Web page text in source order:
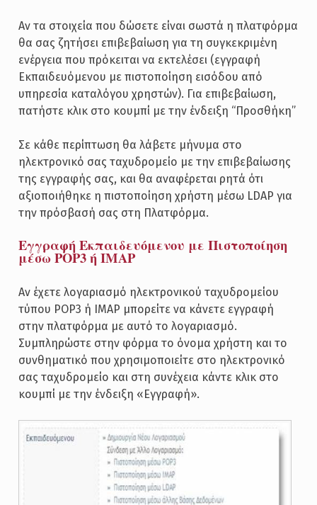
Αν τα στοιχεία που δώσετε είναι σωστά η πλατφόρμα
θα σας ζητήσει επιβεβαίωση για τη συγκεκριμένη
ενέργεια που πρόκειται να εκτελέσει (εγγραφή
Εκπαιδευόμενου με πιστοποίηση εισόδου από
υπηρεσία καταλόγου χρηστών). Για επιβεβαίωση,
πατήστε κλικ στο κουμπί με την ένδειξη “Προσθήκη”
Σε κάθε περίπτωση θα λάβετε μήνυμα στο
ηλεκτρονικό σας ταχυδρομείο με την επιβεβαίωσης
της εγγραφής σας, και θα αναφέρεται ρητά ότι
αξιοποιήθηκε η πιστοποίηση χρήστη μέσω LDAP για
την πρόσβασή σας στη Πλατφόρμα.
Εγγραφή Εκπαιδευόμενου με Πιστοποίηση
μέσω POP3 ή ΙΜΑΡ
Αν έχετε λογαριασμό ηλεκτρονικού ταχυδρομείου
τύπου POP3 ή IMAP μπορείτε να κάνετε εγγραφή
στην πλατφόρμα με αυτό το λογαριασμό.
Συμπληρώστε στην φόρμα το όνομα χρήστη και το
συνθηματικό που χρησιμοποιείτε στο ηλεκτρονικό
σας ταχυδρομείο και στη συνέχεια κάντε κλικ στο
κουμπί με την ένδειξη «Εγγραφή».